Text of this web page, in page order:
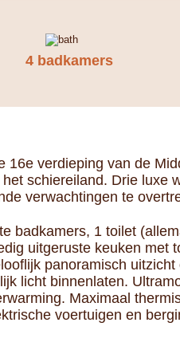
4 badkamers
verdieping van de
schiereiland. Drie luxe
verwachtingen te
badkamers, 1 toilet
uitgeruste keuken met
panoramisch
licht binnenlaten.
Maximaal
voertuigen en